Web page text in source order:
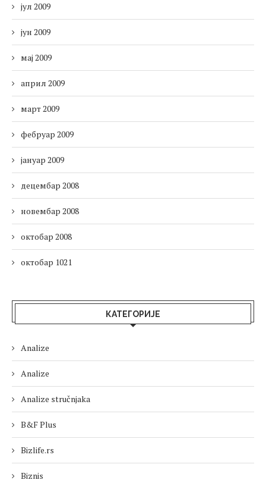
јул 2009
јун 2009
мај 2009
април 2009
март 2009
фебруар 2009
јануар 2009
децембар 2008
новембар 2008
октобар 2008
октобар 1021
КАТЕГОРИЈЕ
Analize
Analize
Analize stručnjaka
B&F Plus
Bizlife.rs
Biznis